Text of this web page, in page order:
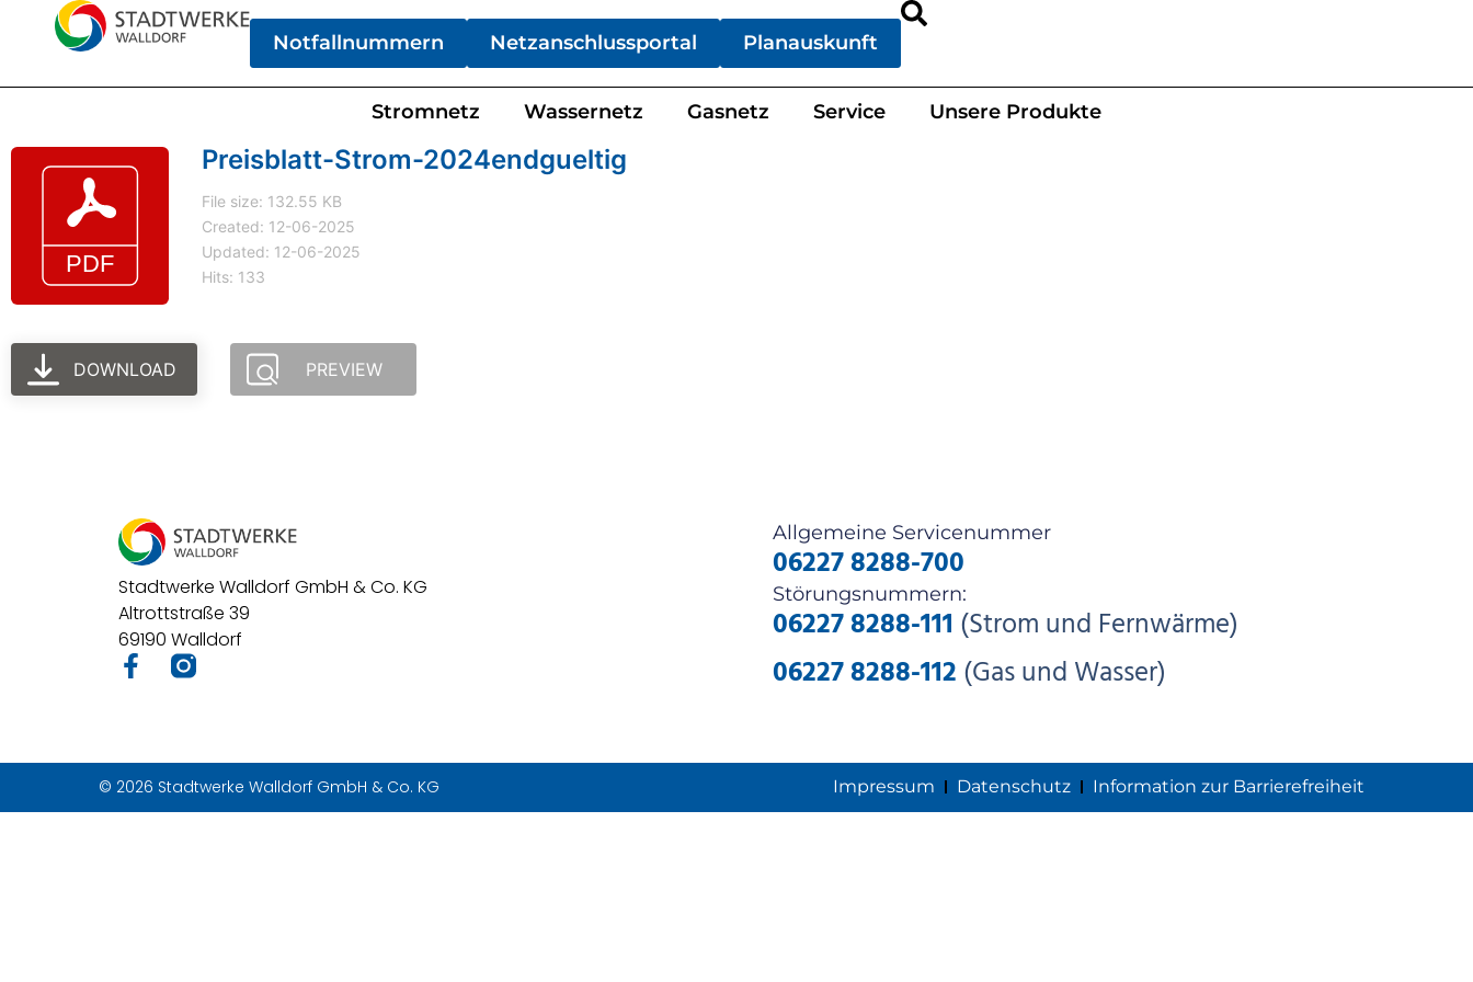
Notfallnummern Netzanschlussportal Planauskunft
Stromnetz Wassernetz Gasnetz Service Unsere Produkte
Preisblatt-Strom-2024endgueltig
File size: 132.55 KB
Created: 12-06-2025
Updated: 12-06-2025
Hits: 133
DOWNLOAD PREVIEW
Stadtwerke Walldorf GmbH & Co. KG
Altrottstraße 39
69190 Walldorf
Allgemeine Servicenummer
06227 8288-700
Störungsnummern:
06227 8288-111 (Strom und Fernwärme)
06227 8288-112 (Gas und Wasser)
© 2026 Stadtwerke Walldorf GmbH & Co. KG Impressum Datenschutz Information zur Barrierefreiheit